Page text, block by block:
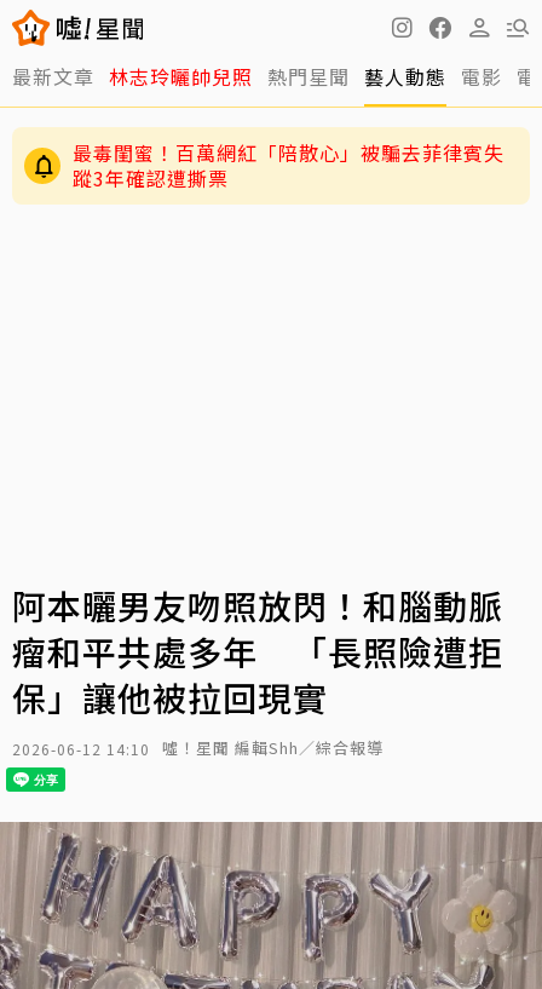
最新文章 林志玲曬帥兒照 熱門星聞 藝人動態 電影
最毒閨蜜！百萬網紅「陪散心」被騙去菲律賓失
蹤3年確認遭撕票
阿本曬男友吻照放閃！和腦動脈
瘤和平共處多年 「長照險遭拒
保」讓他被拉回現實
2026-06-12 14:10 噓！星聞 編輯Shh／綜合報導